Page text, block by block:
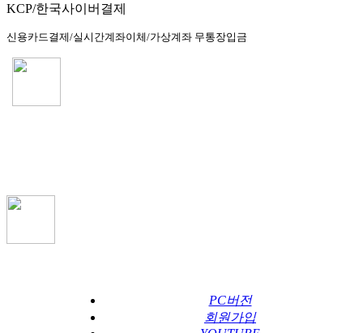
KCP/한국사이버결제
신용카드결제/실시간계좌이체/가상계좌 무통장입금
PC버전
회원가입